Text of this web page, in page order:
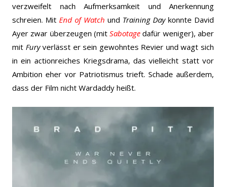
verzweifelt nach Aufmerksamkeit und Anerkennung
schreien. Mit End of Watch und Training Daykonnte David
Ayer zwar überzeugen (mitSabotage dafür weniger), aber
mit Furyverlässt er sein gewohntes Revier und wagt sich
in ein actionreiches Kriegsdrama, das vielleicht statt vor
Ambition eher vor Patriotismus trieft. Schade außerdem,
dass der Film nicht Wardaddy heißt.